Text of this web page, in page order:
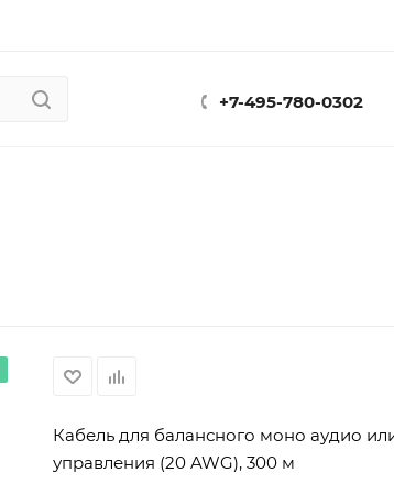
+7-495-780-0302
Кабель для балансного моно аудио
управления (20 AWG), 300 м